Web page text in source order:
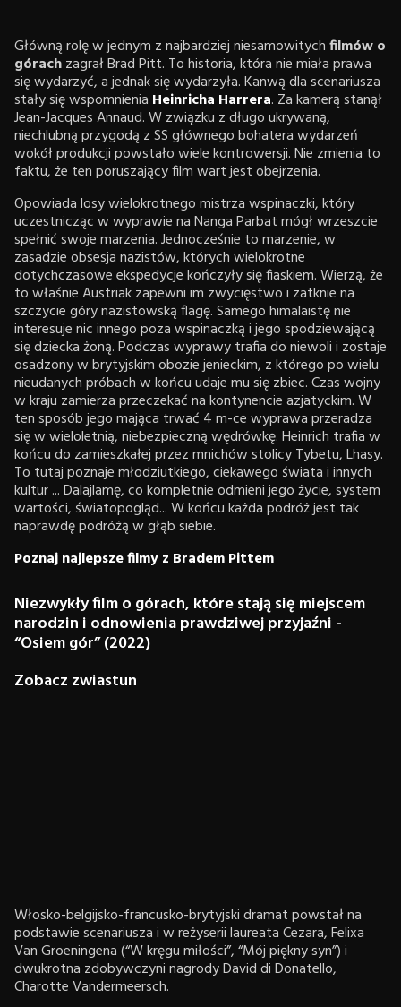
Główną rolę w jednym z najbardziej niesamowitychfilmów o
górachzagrał Brad Pitt. To historia, która nie miała prawa
się wydarzyć, a jednak się wydarzyła. Kanwą dla scenariusza
stały się wspomnienia Heinricha Harrera. Za kamerą stanął
Jean-Jacques Annaud. W związku z długo ukrywaną,
niechlubną przygodą z SS głównego bohatera wydarzeń
wokół produkcji powstało wiele kontrowersji. Nie zmienia to
faktu, że ten poruszający film wart jest obejrzenia.
Opowiada losy wielokrotnego mistrza wspinaczki, który
uczestnicząc w wyprawie na Nanga Parbat mógł wrzeszcie
spełnić swoje marzenia. Jednocześnie to marzenie, w
zasadzie obsesja nazistów, których wielokrotne
dotychczasowe ekspedycje kończyły się fiaskiem. Wierzą, że
to właśnie Austriak zapewni im zwycięstwo i zatknie na
szczycie góry nazistowską flagę. Samego himalaistę nie
interesuje nic innego poza wspinaczką i jego spodziewającą
się dziecka żoną. Podczas wyprawy trafia do niewoli i zostaje
osadzony w brytyjskim obozie jenieckim, z którego po wielu
nieudanych próbach w końcu udaje mu się zbiec. Czas wojny
w kraju zamierza przeczekać na kontynencie azjatyckim. W
ten sposób jego mająca trwać 4 m-ce wyprawa przeradza
się w wieloletnią, niebezpieczną wędrówkę. Heinrich trafia w
końcu do zamieszkałej przez mnichów stolicy Tybetu, Lhasy.
To tutaj poznaje młodziutkiego, ciekawego świata i innych
kultur ... Dalajlamę, co kompletnie odmieni jego życie, system
wartości, światopogląd... W końcu każda podróż jest tak
naprawdę podróżą w głąb siebie.
Poznaj najlepsze filmy z Bradem Pittem
Niezwykły film o górach, które stają się miejscem
narodzin i odnowienia prawdziwej przyjaźni -
“Osiem gór” (2022)
Zobacz zwiastun
Włosko-belgijsko-francusko-brytyjski dramat powstał na
podstawie scenariusza i w reżyserii laureata Cezara, Felixa
Van Groeningena (“W kręgu miłości”, “Mój piękny syn”) i
dwukrotna zdobywczyni nagrody David di Donatello,
Charotte Vandermeersch.